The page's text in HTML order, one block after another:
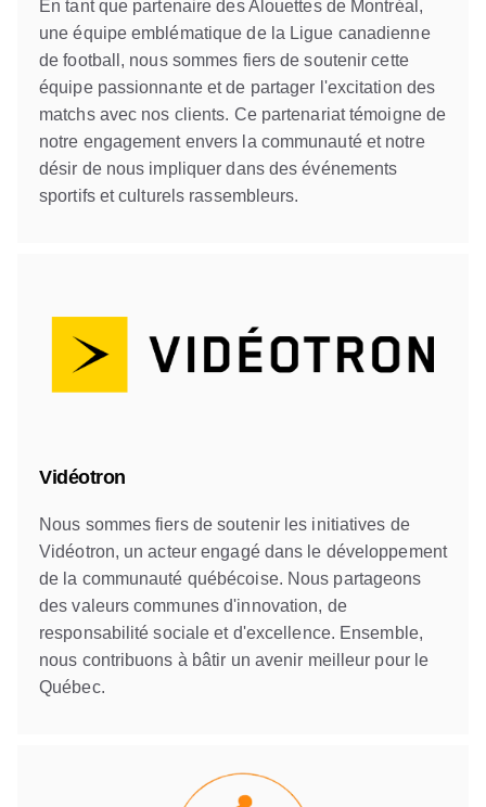
En tant que partenaire des Alouettes de Montréal,
une équipe emblématique de la Ligue canadienne
de football, nous sommes fiers de soutenir cette
équipe passionnante et de partager l'excitation des
matchs avec nos clients. Ce partenariat témoigne de
notre engagement envers la communauté et notre
désir de nous impliquer dans des événements
sportifs et culturels rassembleurs.
Vidéotron
Nous sommes fiers de soutenir les initiatives de
Vidéotron, un acteur engagé dans le développement
de la communauté québécoise. Nous partageons
des valeurs communes d'innovation, de
responsabilité sociale et d'excellence. Ensemble,
nous contribuons à bâtir un avenir meilleur pour le
Québec.